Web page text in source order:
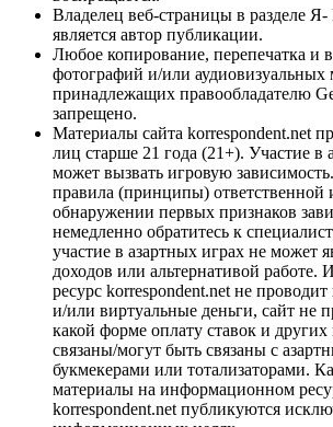
Владелец веб-страницы в разделе
является автор публикации.
Любое копирование, перепечатка и
фотографий и/или аудиовизуальных
принадлежащих правообладателю
запрещено.
Материалы сайта korrespondent.net
лиц старше 21 года (21+). Участие в
может вызвать игровую
правила (принципы)
обнаружении первых признаков
немедленно обратитесь к
участие в азартных играх не может
доходов или альтернативой
ресурс korrespondent.net не
и/или виртуальные деньги, сайт не
какой форме оплату ставок и
связаны/могут быть связаны с
букмекерами или тотализаторами.
материалы на информационном
korrespondent.net публикуются